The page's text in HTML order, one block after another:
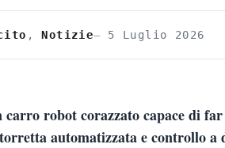
5 Luglio 2026
,Notizie
carro robot corazzato capace di
automatizzata e controllo a